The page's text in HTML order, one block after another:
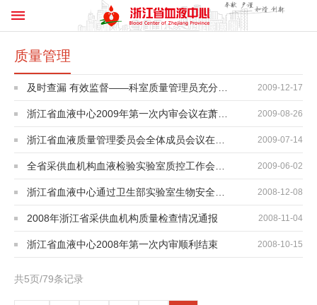
质量管理
2009-12-17
2009-08-26
2009-07-14
2009-06-02
2008-12-08
2008年浙江省采供血机构质量检查情况通报 2008-11-04
浙江省血液中心2008年第一次内审顺利结束 2008-10-15
共5页/79条记录